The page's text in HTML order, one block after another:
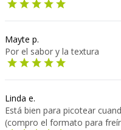
Mayte p.
Por el sabor y la textura
Linda e.
Está bien para picotear
(compro el formato para